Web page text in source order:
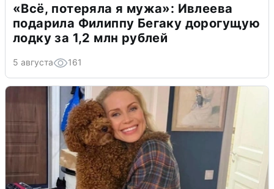
«Всё, потеряла я мужа»: Ивлеева
подарила Филиппу Бегаку дорогущую
лодку за 1,2 млн рублей
5 августа 161